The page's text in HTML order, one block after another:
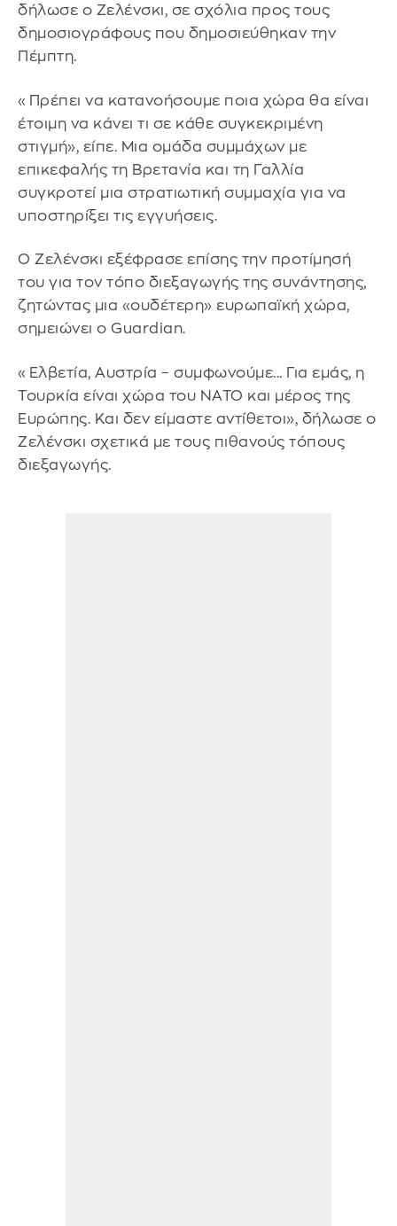
δήλωσε ο Ζελένσκι, σε σχόλια προς τους
δημοσιογράφους που δημοσιεύθηκαν την
Πέμπτη.
«Πρέπει να κατανοήσουμε ποια χώρα θα είναι
έτοιμη να κάνει τι σε κάθε συγκεκριμένη
στιγμή», είπε. Μια ομάδα συμμάχων με
επικεφαλής τη Βρετανία και τη Γαλλία
συγκροτεί μια στρατιωτική συμμαχία για να
υποστηρίξει τις εγγυήσεις.
Ο Ζελένσκι εξέφρασε επίσης την προτίμησή
του για τον τόπο διεξαγωγής της συνάντησης,
ζητώντας μια «ουδέτερη» ευρωπαϊκή χώρα,
σημειώνει ο Guardian.
«Ελβετία, Αυστρία – συμφωνούμε... Για εμάς, η
Τουρκία είναι χώρα του ΝΑΤΟ και μέρος της
Ευρώπης. Και δεν είμαστε αντίθετοι», δήλωσε ο
Ζελένσκι σχετικά με τους πιθανούς τόπους
διεξαγωγής.